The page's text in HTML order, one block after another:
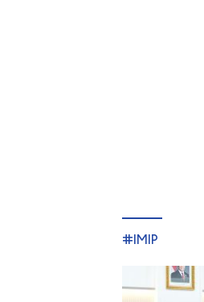
#IMIP